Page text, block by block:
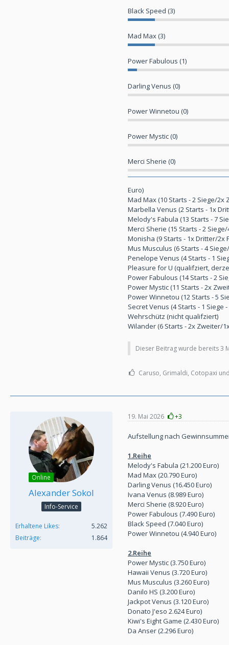
Black Speed (3)
Mad Max (3)
Power Fabulous (1)
Darling Venus (0)
Power Winnetou (0)
Power Mystic (0)
Merci Sherie (0)
Euro)
Mad Max (10 Starts - 2 Siege/
Marbella Venus (2 Starts - 1x
Melody's Fabula (13 Starts - 7
Merci Sherie (15 Starts - 2
Monisha (9 Starts - 1x Dritter/2x
Mus Musculus (6 Starts - 4
Penelope Venus (4 Starts - 1
Pleasure for U (qualifziert,
Power Fabulous (14 Starts - 2
Power Mystic (11 Starts - 2x
Power Winnetou (12 Starts - 5
Secret Venus (4 Starts - 1 Siege
Wehrschütz (nicht qualifziert)
Wilander (6 Starts - 2x Zweiter/
Dieser Beitrag wurde bereits 3
Caruso, Grimaldi, Cotopaxi
Online
Alexander Sokol
Info-Service
Erhaltene Likes
5.262
Beiträge
1.864
19. Mai 2026 +3
Aufstellung nach
1.Reihe
Melody's Fabula (21.200 Euro)
Mad Max (20.790 Euro)
Darling Venus (16.450 Euro)
Ivana Venus (8.989 Euro)
Merci Sherie (8.920 Euro)
Power Fabulous (7.490 Euro)
Black Speed (7.040 Euro)
Power Winnetou (4.940 Euro)
2.Reihe
Power Mystic (3.750 Euro)
Hawaii Venus (3.720 Euro)
Mus Musculus (3.260 Euro)
Danilo HS (3.200 Euro)
Jackpot Venus (3.120 Euro)
Donato J'eso 2.624 Euro)
Kiwi's Eight Game (2.430 Euro)
Da Anser (2.296 Euro)